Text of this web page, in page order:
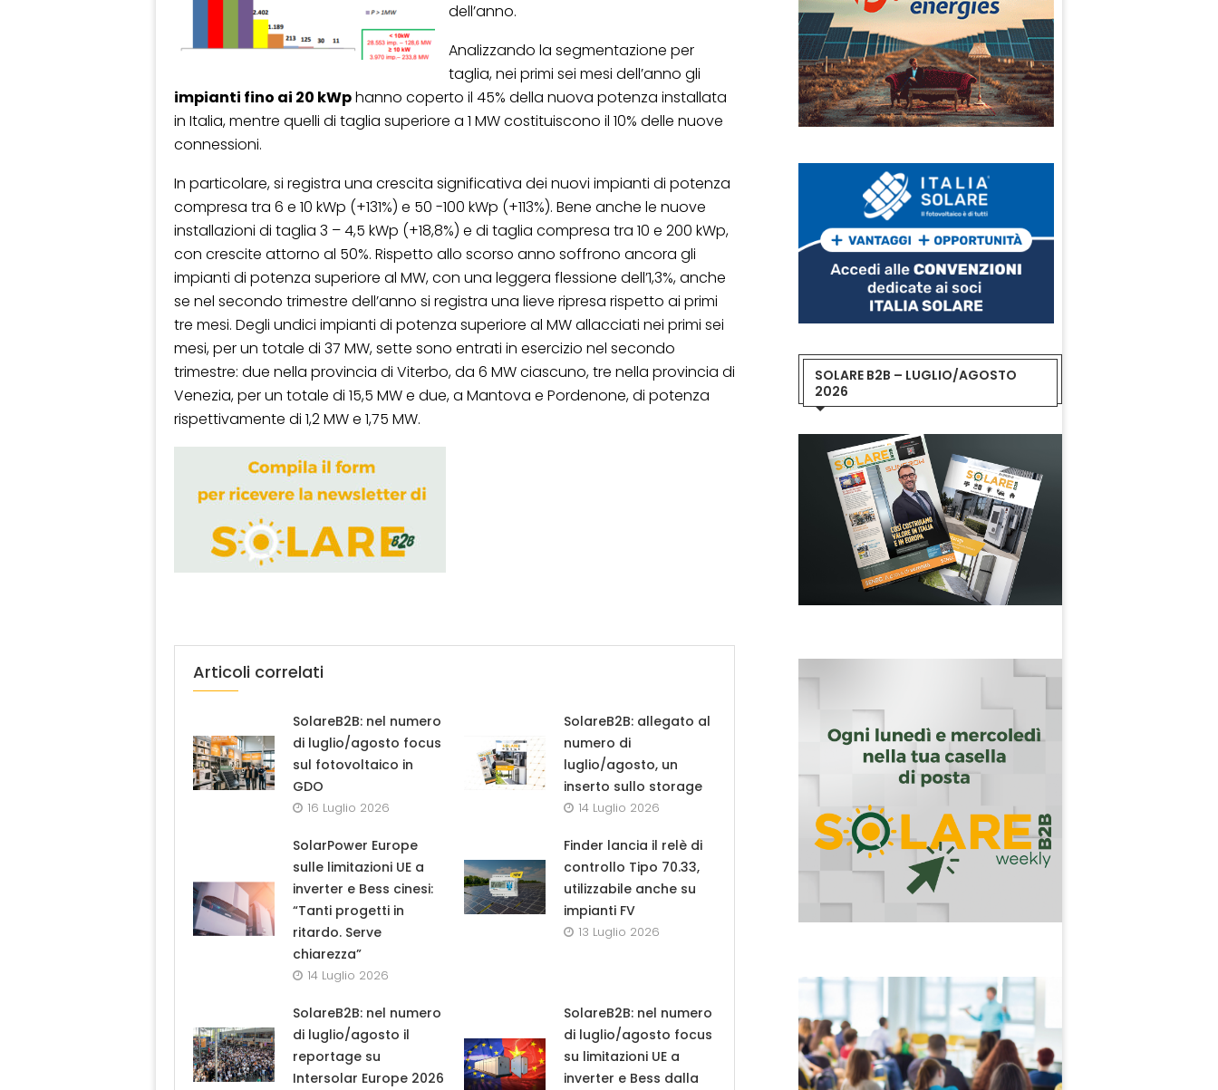
dell’anno.
Analizzando la segmentazione per
taglia, nei primi sei mesi dell’anno gli
impianti fino ai 20 kWphanno coperto il 45% della nuova potenza installata
in Italia, mentre quelli di taglia superiore a 1 MW costituiscono il 10% delle nuove
connessioni.
In particolare, si registra una crescita significativa dei nuovi impianti di potenza
compresa tra 6 e 10 kWp (+131%) e 50 -100 kWp (+113%). Bene anche le nuove
installazioni di taglia 3 – 4,5 kWp (+18,8%) e di taglia compresa tra 10 e 200 kWp,
con crescite attorno al 50%. Rispetto allo scorso anno soffrono ancora gli
impianti di potenza superiore al MW, con una leggera flessione dell’1,3%, anche
se nel secondo trimestre dell’anno si registra una lieve ripresa rispetto ai primi
tre mesi. Degli undici impianti di potenza superiore al MW allacciati nei primi sei
mesi, per un totale di 37 MW, sette sono entrati in esercizio nel secondo
trimestre: due nella provincia di Viterbo, da 6 MW ciascuno, tre nella provincia di
Venezia, per un totale di 15,5 MW e due, a Mantova e Pordenone, di potenza
rispettivamente di 1,2 MW e 1,75 MW.
Articoli correlati
SolareB2B: nel numero
di luglio/agosto focus
sul fotovoltaico in
GDO
16 Luglio 2026
SolareB2B: allegato al
numero di
luglio/agosto, un
inserto sullo storage
14 Luglio 2026
SolarPower Europe
sulle limitazioni UE a
inverter e Bess cinesi:
“Tanti progetti in
ritardo. Serve
chiarezza”
14 Luglio 2026
Finder lancia il relè di
controllo Tipo 70.33,
utilizzabile anche su
impianti FV
13 Luglio 2026
SolareB2B: nel numero
di luglio/agosto il
reportage su
Intersolar Europe 2026
SolareB2B: nel numero
di luglio/agosto focus
su limitazioni UE a
inverter e Bess dalla
SOLARE B2B – LUGLIO/AGOSTO
2026